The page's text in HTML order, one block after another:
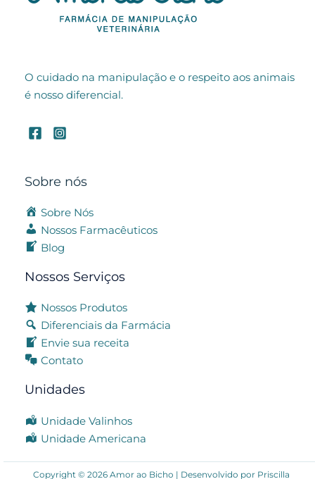
O cuidado na manipulação e o respeito aos animais
é nosso diferencial.
Sobre nós
Sobre Nós
Nossos Farmacêuticos
Blog
Nossos Serviços
Nossos Produtos
Diferenciais da Farmácia
Envie sua receita
Contato
Unidades
Unidade Valinhos
Unidade Americana
Copyright © 2026 Amor ao Bicho | Desenvolvido por Priscilla